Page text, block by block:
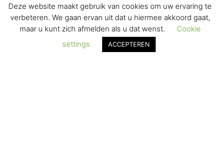
VERZENDEN & RETOURNEREN
Deze website maakt gebruik van cookies om uw ervaring te
verbeteren. We gaan ervan uit dat u hiermee akkoord gaat,
maar u kunt zich afmelden als u dat wenst.
Cookie
settings
ACCEPTEREN